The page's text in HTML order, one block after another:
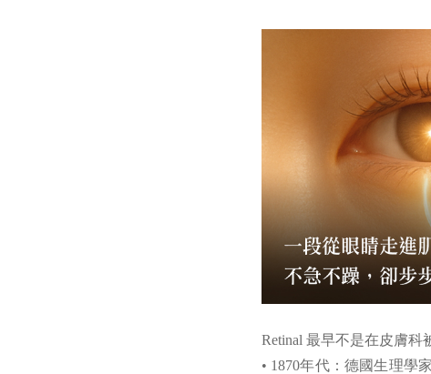
Retinal 最早不是在皮膚科
• 1870年代：德國生理學